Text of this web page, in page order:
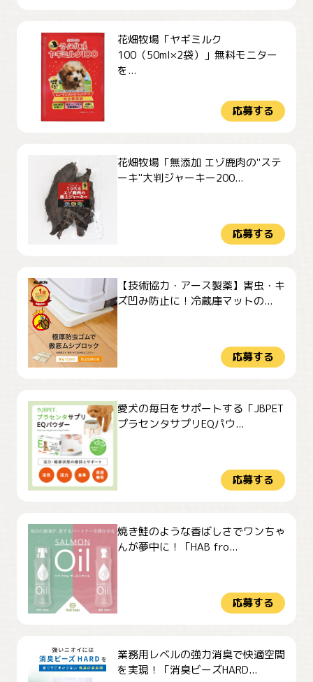
花畑牧場「ヤギミルク
100（50ml×2袋）」無料モニター
を...
応募する
花畑牧場「無添加 エゾ鹿肉の"ステ
ーキ"大判ジャーキー200...
応募する
【技術協力・アース製薬】害虫・キ
ズ凹み防止に！冷蔵庫マットの...
応募する
愛犬の毎日をサポートする「JBPET
プラセンタサプリEQパウ...
応募する
焼き鮭のような香ばしさでワンちゃ
んが夢中に！「HAB fro...
応募する
業務用レベルの強力消臭で快適空間
を実現！「消臭ビーズHARD...